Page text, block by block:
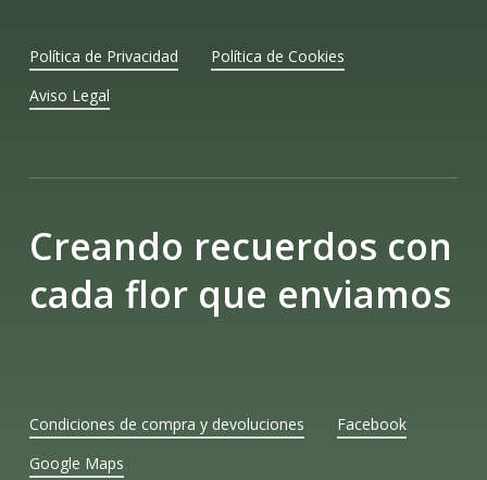
Política de Privacidad
Política de Cookies
Aviso Legal
Creando recuerdos con
cada flor que enviamos
Condiciones de compra y devoluciones
Facebook
Google Maps